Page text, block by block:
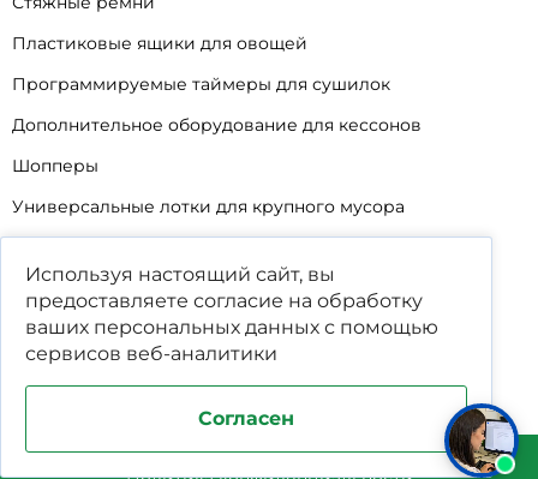
Пластиковые ящики для овощей
Программируемые таймеры для сушилок
Дополнительное оборудование для кессонов
Шопперы
Универсальные лотки для крупного мусора
Уцененные товары
Поддержка и продвижение сайта студия WPNEW
Используя настоящий сайт, вы
предоставляете согласие на обработку
ваших персональных данных с помощью
сервисов веб-аналитики
Согласен